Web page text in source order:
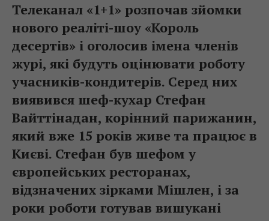
Телеканал «1+1» розпочав зйомки
нового реаліті-шоу «Король
десертів» і оголосив імена членів
журі, які будуть оцінювати роботу
учасників-кондитерів. Серед них
виявився шеф-кухар Стефан
Вайттінадан, корінний парижанин,
який вже 15 років живе та працює в
Києві. Стефан був шефом у
європейських ресторанах,
відзначених зірками Мішлен, і за
роки роботи готував вишукані